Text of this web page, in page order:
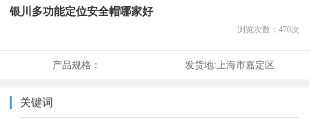
银川多功能定位安全帽哪家好
浏览次数： 470次
产品规格： 发货地:上海市嘉定区
关键词